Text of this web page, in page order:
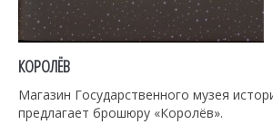
КОРОЛЁВ
Магазин Государственного музея
предлагает брошюру «Королёв».